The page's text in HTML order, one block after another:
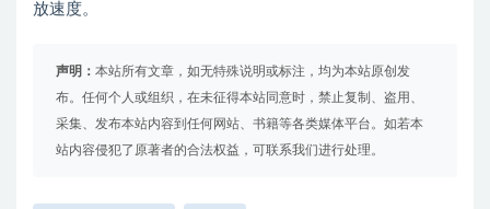
放速度。
声明： 本站所有文章，如无特殊说明或标注，均为本站原创发
布。任何个人或组织，在未征得本站同意时，禁止复制、盗用、
采集、发布本站内容到任何网站、书籍等各类媒体平台。如若本
站内容侵犯了原著者的合法权益，可联系我们进行处理。